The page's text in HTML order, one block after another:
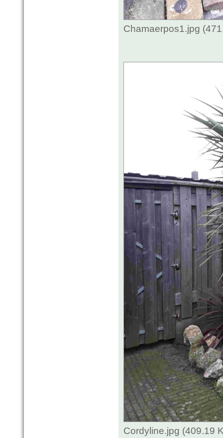
Chamaerpos1.jpg
Cordyline.jpg (409.19